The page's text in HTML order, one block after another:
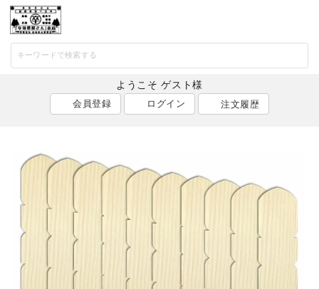
ようこそ ゲスト様
会員登録
ログイン 注文履歴
ようこそ ゲスト 様
会員登録